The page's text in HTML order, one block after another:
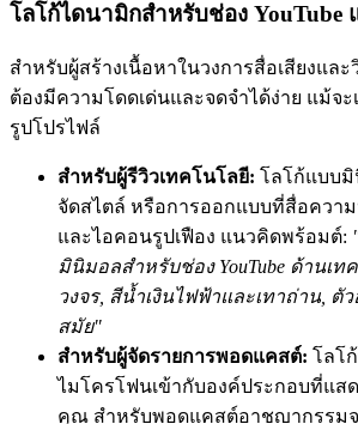
โลโก้ไดนามิกสำหรับช่อง YouTube
สำหรับผู้สร้างเนื้อหาในวงการสื่อเสียงและ
ต้องมีความโดดเด่นและจดจำได้ง่าย แม้จะ
รูปโปรไฟล์
สำหรับผู้รีวิวเทคโนโลยี: โลโก้แบบ
จัดสไตล์ หรือการออกแบบที่สื่อควา
และไอคอนรูปเฟือง แนวคิดพร้อมต์:
มินิมอลสำหรับช่อง YouTube ด้านเท
วงจร, สีน้ำเงินไฟฟ้าและเทาถ่าน, ตัว
สมัย"
สำหรับผู้จัดรายการพอดแคสต์: โลโ
ไมโครโฟนเข้ากับองค์ประกอบที่แส
คุณ สำหรับพอดแคสต์อาชญากรรมจ